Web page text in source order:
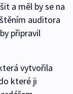
a měl by se na
auditora
připravil
vytvořila
které ji